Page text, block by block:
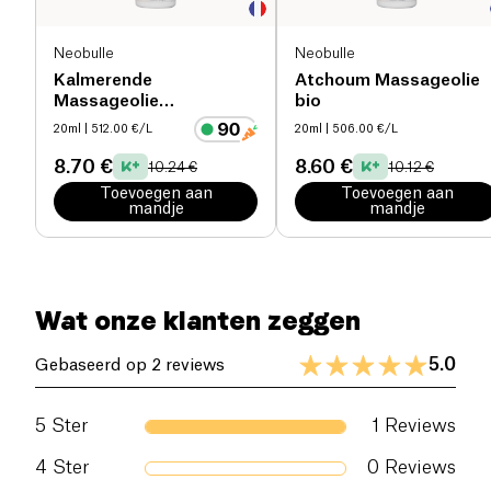
Neobulle
Kalmerende
Massageolie
Calm'Bidou bio
20ml | 512.00 €/L
8.70 € 10.24 €
Toevoegen aan
mandje
Neobulle
Atchoum Massageolie
bio
20ml | 506.00 €/L
8.60 € 10.12 €
Toevoegen aan
mandje
Wat onze klanten zeggen
Gebaseerd op 2 reviews 5.0
5 Ster 1 Reviews
4 Ster 0 Reviews